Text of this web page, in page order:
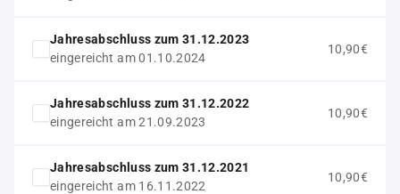
Jahresabschluss zum 31.12.2023
eingereicht am 01.10.2024
10,90€
Jahresabschluss zum 31.12.2022
eingereicht am 21.09.2023
10,90€
Jahresabschluss zum 31.12.2021
eingereicht am 16.11.2022
10,90€